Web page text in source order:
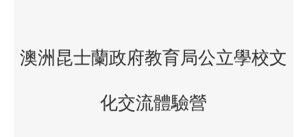
澳洲昆士蘭政府教育局公立學校文
化交流體驗營